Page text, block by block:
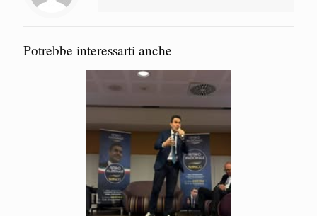
Potrebbe interessarti anche